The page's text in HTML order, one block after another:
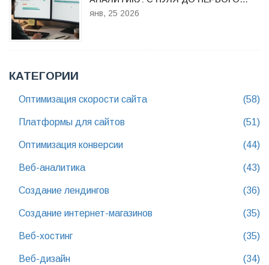
ОТЧЕТА
янв, 25 2026
КАТЕГОРИИ
Оптимизация скорости сайта (58)
Платформы для сайтов (51)
Оптимизация конверсии (44)
Веб-аналитика (43)
Создание лендингов (36)
Создание интернет-магазинов (35)
Веб-хостинг (35)
Веб-дизайн (34)